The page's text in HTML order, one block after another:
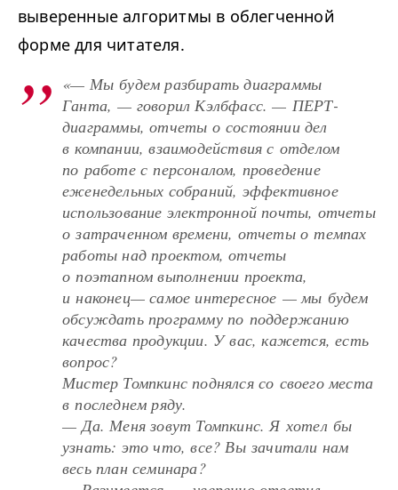
выверенные алгоритмы в облегченной
форме для читателя.
«— Мы будем разбирать диаграммы
Ганта, — говорил Кэлбфасс. — ПЕРТ-
диаграммы, отчеты о состоянии дел
в компании, взаимодействия с отделом
по работе с персоналом, проведение
еженедельных собраний, эффективное
использование электронной почты, отчеты
о затраченном времени, отчеты о темпах
работы над проектом, отчеты
о поэтапном выполнении проекта,
и наконец— самое интересное — мы будем
обсуждать программу по поддержанию
качества продукции. У вас, кажется, есть
вопрос?
Мистер Томпкинс поднялся со своего места
в последнем ряду.
— Да. Меня зовут Томпкинс. Я хотел бы
узнать: это что, все? Вы зачитали нам
весь план семинара?